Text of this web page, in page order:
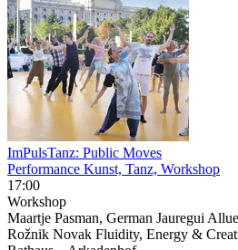
ImPulsTanz: Public Moves
Performance Kunst, Tanz, Workshop
17:00
Workshop
Maartje Pasman, German Jauregui
Rožnik Novak Fluidity, Energy &